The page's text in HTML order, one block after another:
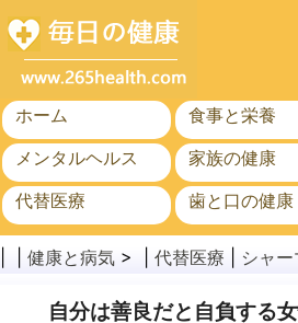
ホーム
食事と栄養
メンタルヘルス
家族の健康
代替医療
歯と口の健康
がん
公衆衛生
健康と病気 > | 代替医療 シャ
自分は善良だと自負する